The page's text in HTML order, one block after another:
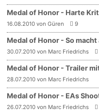
Medal of Honor - Harte
16.08.2010 von Güren 9
Medal of Honor - So
30.07.2010 von Marc Friedrichs
Medal of Honor - Trailer
28.07.2010 von Marc Friedrichs
Medal of Honor - EAs
26.07.2010 von Marc Friedrichs